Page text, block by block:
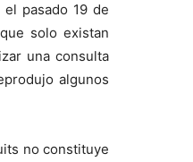
pasado 19 de
solo existan
una consulta
algunos
no constituye